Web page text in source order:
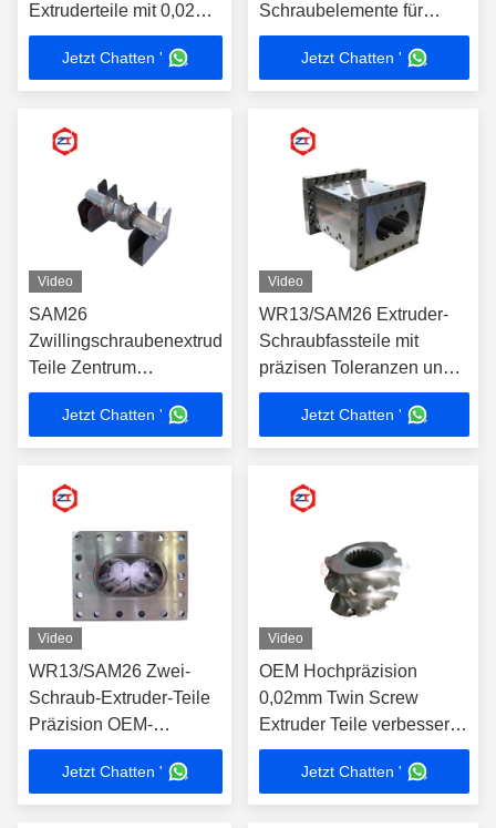
Extruderteile mit 0,02
mm Toleranz
Jetzt Chatten '
Schraubelemente für
anspruchsvolle
Anwendungen
Jetzt Chatten '
Video
SAM26
Zwillingschraubenextruder-
Teile Zentrum
Durchmesser 15,6-350
Jetzt Chatten '
Video
WR13/SAM26 Extruder-
Schraubfassteile mit
präzisen Toleranzen und
vielseitigen
Mitteldurchmesser
Jetzt Chatten '
Video
WR13/SAM26 Zwei-
Schraub-Extruder-Teile
Präzision OEM-
zertifizierte
Schraubfassfässer
Jetzt Chatten '
Video
OEM Hochpräzision
0,02mm Twin Screw
Extruder Teile verbessern
Sie Ihre Produktionslinie
Jetzt Chatten '